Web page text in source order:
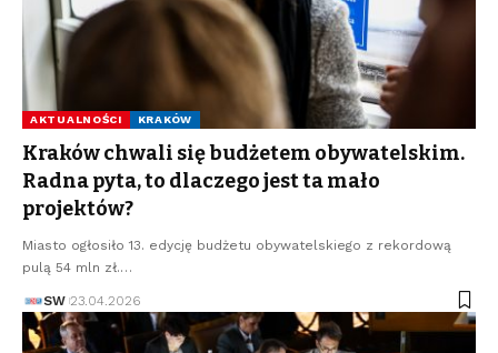
AKTUALNOŚCI KRAKÓW
Kraków chwali się budżetem obywatelskim.
Radna pyta, to dlaczego jest ta mało
projektów?
Miasto ogłosiło 13. edycję budżetu obywatelskiego z rekordową
pulą 54 mln zł.…
SW 23.04.2026